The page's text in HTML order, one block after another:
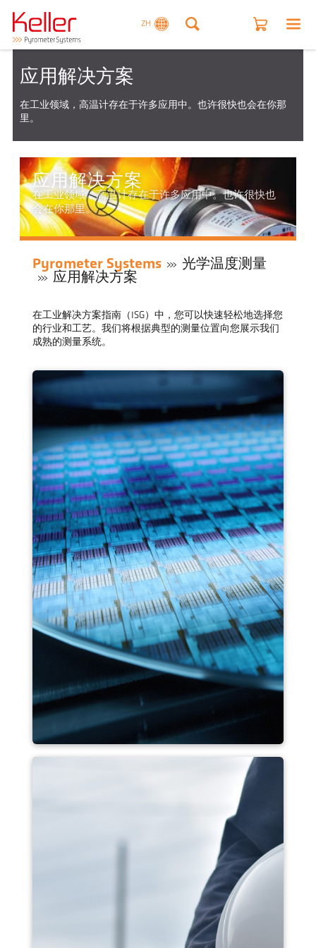
ZH
应用解决方案
在工业领域，高温计存在于许多应用中。也许很快也会在你那
里。
应用解决方案
在工业领域，高温计存在于许多应用中。也许很快也
会在你那里。
Pyrometer Systems
光学温度测量
应用解决方案
在工业解决方案指南（ISG）中，您可以快速轻松地选择您
的行业和工艺。我们将根据典型的测量位置向您展示我们
成熟的测量系统。